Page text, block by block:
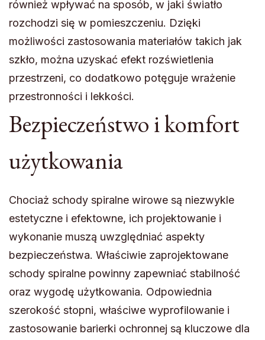
również wpływać na sposób, w jaki światło
rozchodzi się w pomieszczeniu. Dzięki
możliwości zastosowania materiałów takich jak
szkło, można uzyskać efekt rozświetlenia
przestrzeni, co dodatkowo potęguje wrażenie
przestronności i lekkości.
Bezpieczeństwo i komfort
użytkowania
Chociaż schody spiralne wirowe są niezwykle
estetyczne i efektowne, ich projektowanie i
wykonanie muszą uwzględniać aspekty
bezpieczeństwa. Właściwie zaprojektowane
schody spiralne powinny zapewniać stabilność
oraz wygodę użytkowania. Odpowiednia
szerokość stopni, właściwe wyprofilowanie i
zastosowanie barierki ochronnej są kluczowe dla